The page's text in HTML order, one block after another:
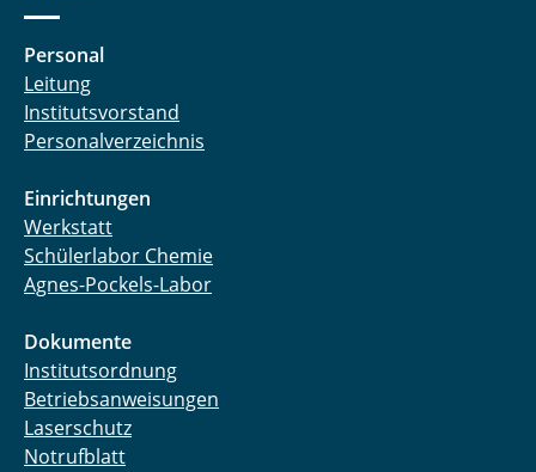
Personal
Leitung
Institutsvorstand
Personalverzeichnis
Einrichtungen
Werkstatt
Schülerlabor Chemie
Agnes-Pockels-Labor
Dokumente
Institutsordnung
Betriebsanweisungen
Laserschutz
Notrufblatt